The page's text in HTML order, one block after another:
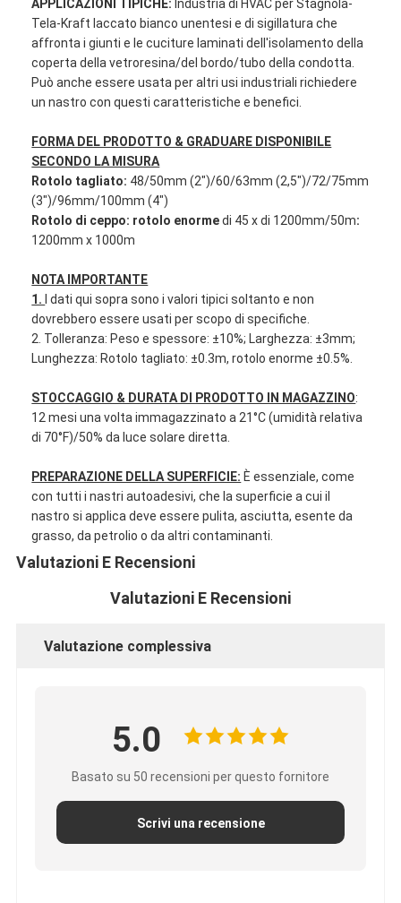
Giro della fabbrica
Controllo di qualità
Contattici
Nastro adesivo dell'isolamento
Nastro dell'isolamento del panno di vetro
Nastro adesivo del panno di vetro
Nastro adesivo del film del Polyimide
Nastro del panno di vetro del di alluminio
Panno della vetroresina del di alluminio
Nastro della tela della stagnola
Nastro di condotta del panno
Nastro adesivo dell'ANIMALE DOMESTICO
Tavola di isolamento elettrico
APPLICAZIONI TIPICHE: Industria di HVAC per Stagnola-
Tela-Kraft laccato bianco unentesi e di sigillatura che
affronta i giunti e le cuciture laminati dell'isolamento della
coperta della vetroresina/del bordo/tubo della condotta.
Può anche essere usata per altri usi industriali richiedere
un nastro con questi caratteristiche e benefici.
FORMA DEL PRODOTTO & GRADUARE DISPONIBILE
SECONDO LA MISURA
Rotolo tagliato: 48/50mm (2")/60/63mm (2,5")/72/75mm
(3")/96mm/100mm (4")
Rotolo di ceppo: rotolo enormedi 45 x di 1200mm/50m:
1200mm x 1000m
NOTA IMPORTANTE
1.
I dati qui sopra sono i valori tipici soltanto e non
dovrebbero essere usati per scopo di specifiche.
2. Tolleranza: Peso e spessore: ±10%; Larghezza: ±3mm;
Lunghezza: Rotolo tagliato: ±0.3m, rotolo enorme ±0.5%.
STOCCAGGIO & DURATA DI PRODOTTO IN MAGAZZINO:
12 mesi una volta immagazzinato a 21°C (umidità relativa
di 70°F)/50% da luce solare diretta.
PREPARAZIONE DELLA SUPERFICIE: È essenziale, come
con tutti i nastri autoadesivi, che la superficie a cui il
nastro si applica deve essere pulita, asciutta, esente da
grasso, da petrolio o da altri contaminanti.
Valutazioni E Recensioni
Valutazioni E Recensioni
Valutazione complessiva
5.0
Basato su 50 recensioni per questo fornitore
Scrivi una recensione